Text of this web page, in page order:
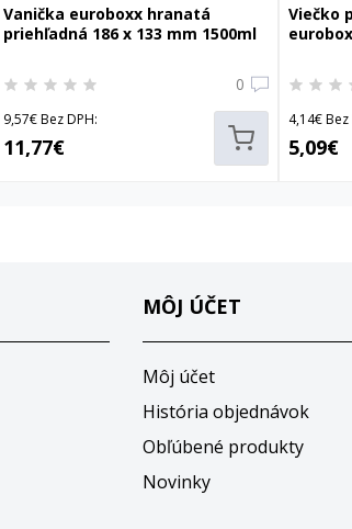
Vanička euroboxx hranatá
priehľadná 186 x 133 mm 1500ml
0
9,57€ Bez DPH:
11,77€
Viečko
4,14€ Bez
5,09€
MÔJ ÚČET
Môj účet
História objednávok
Obľúbené produkty
Novinky